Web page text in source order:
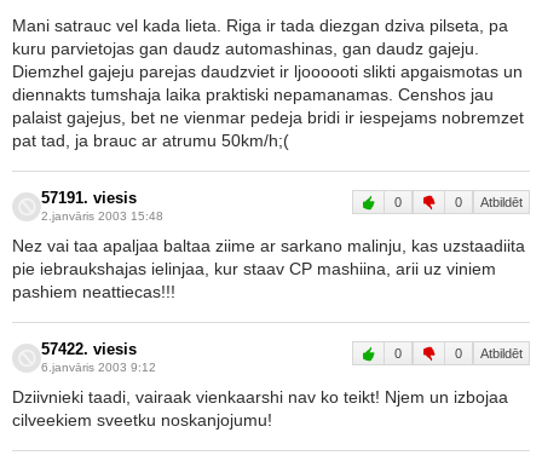
Mani satrauc vel kada lieta. Riga ir tada diezgan dziva pilseta, pa
kuru parvietojas gan daudz automashinas, gan daudz gajeju.
Diemzhel gajeju parejas daudzviet ir ljoooooti slikti apgaismotas un
diennakts tumshaja laika praktiski nepamanamas. Censhos jau
palaist gajejus, bet ne vienmar pedeja bridi ir iespejams nobremzet
pat tad, ja brauc ar atrumu 50km/h;(
57191. viesis
2.janvāris 2003 15:48
0 0 Atbildēt
Nez vai taa apaljaa baltaa ziime ar sarkano malinju, kas uzstaadiita
pie iebraukshajas ielinjaa, kur staav CP mashiina, arii uz viniem
pashiem neattiecas!!!
57422. viesis
6.janvāris 2003 9:12
0 0 Atbildēt
Dziivnieki taadi, vairaak vienkaarshi nav ko teikt! Njem un izbojaa
cilveekiem sveetku noskanjojumu!